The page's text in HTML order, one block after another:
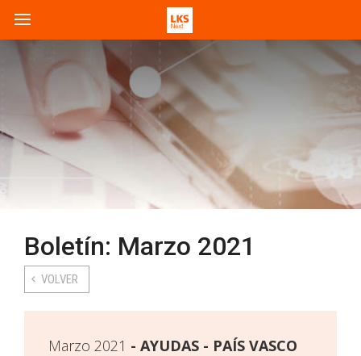
Boletín: Marzo 2021
VOLVER
Marzo 2021 AYUDAS - PAÍS VASCO